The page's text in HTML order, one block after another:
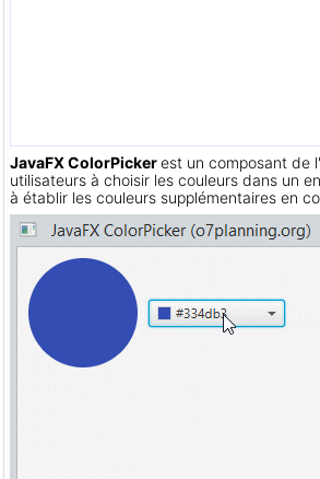
JavaFX ColorPickerest un composant de
utilisateurs à choisir les couleurs dans un
à établir les couleurs supplémentaires en